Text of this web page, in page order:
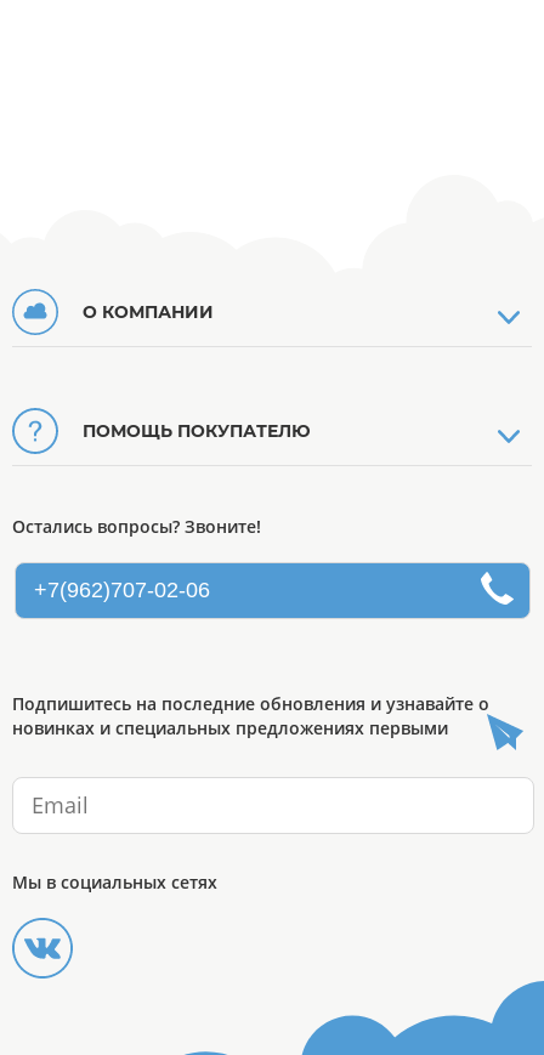
О КОМПАНИИ
ПОМОЩЬ ПОКУПАТЕЛЮ
Остались вопросы? Звоните!
+7(962)707-02-06
Подпишитесь на последние обновления и узнавайте о
новинках и специальных предложениях первыми
Мы в социальных сетях